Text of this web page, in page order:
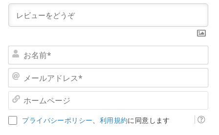
名
ー
ア
ー
プライバシーポリシー、 利用規約に同意します